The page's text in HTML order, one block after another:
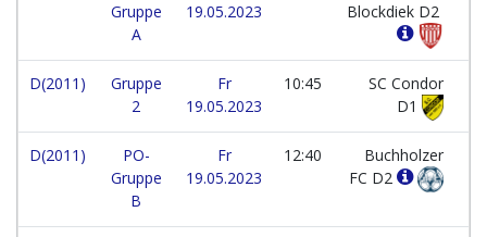
Gruppe
A
19.05.2023
Blockdiek D2
D(2011)
Gruppe
2
Fr
19.05.2023
10:45
SC Condor
D1
D(2011)
PO-
Gruppe
B
Fr
19.05.2023
12:40
Buchholzer
FC D2